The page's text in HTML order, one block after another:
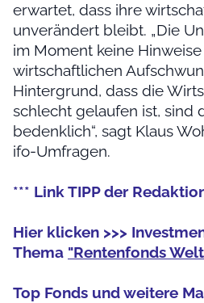
erwartet, dass ihre
unverändert bleibt. „Die
im Moment keine
wirtschaftlichen
Hintergrund, dass die
schlecht gelaufen ist, sind
bedenklich“, sagt Klaus
ifo-Umfragen.
*** Link TIPP der
Hier klicken >>>
Thema "Rentenfonds
Top Fonds und weitere